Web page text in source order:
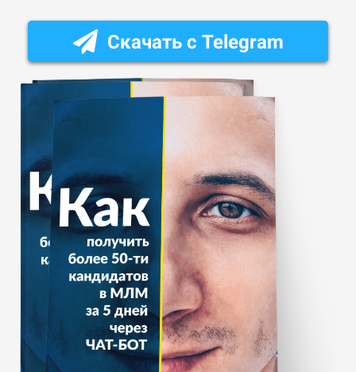
Скачать с Telegram